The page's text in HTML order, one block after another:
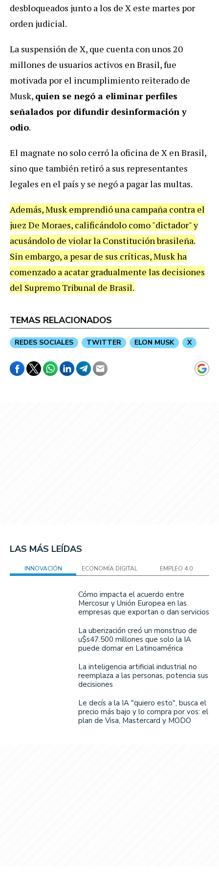
desbloqueados junto a los de X este martes por
orden judicial.
La suspensión de X, que cuenta con unos 20
millones de usuarios activos en Brasil, fue
motivada por el incumplimiento reiterado de
Musk, quien se negó a eliminar perfiles
señalados por difundir desinformación y
odio.
El magnate no solo cerró la oficina de X en Brasil,
sino que también retiró a sus representantes
legales en el país y se negó a pagar las multas.
Además, Musk emprendió una campaña contra el
juez De Moraes, calificándolo como "dictador" y
acusándolo de violar la Constitución brasileña.
Sin embargo, a pesar de sus críticas, Musk ha
comenzado a acatar gradualmente las decisiones
del Supremo Tribunal de Brasil.
TEMAS RELACIONADOS
REDES SOCIALES TWITTER ELON MUSK X
LAS MÁS LEÍDAS
INNOVACIÓN ECONOMÍA DIGITAL EMPLEO 4.0
Cómo impacta el acuerdo entre
Mercosur y Unión Europea en las
empresas que exportan o dan servicios
La uberización creó un monstruo de
u$s47.500 millones que solo la IA
puede domar en Latinoamérica
La inteligencia artificial industrial no
reemplaza a las personas, potencia sus
decisiones
Le decís a la IA "quiero esto", busca el
precio más bajo y lo compra por vos: el
plan de Visa, Mastercard y MODO